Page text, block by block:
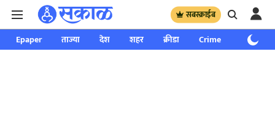
सबस्क्राईब
Epaper ताज्या देश शहर क्रीडा Crime साप्ताहिक